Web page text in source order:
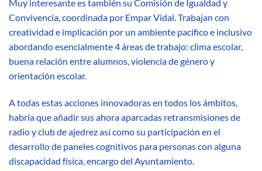
Muy interesante es también su Comisión de Igualdad y
Convivencia, coordinada por Empar Vidal. Trabajan con
creatividad e implicación por un ambiente pacífico e inclusivo
abordando esencialmente 4 áreas de trabajo: clima escolar,
buena relación entre alumnos, violencia de género y
orientación escolar.
A todas estas acciones innovadoras en todos los ámbitos,
habría que añadir sus ahora aparcadas retransmisiones de
radio y club de ajedrez así como su participación en el
desarrollo de paneles cognitivos para personas con alguna
discapacidad física, encargo del Ayuntamiento.